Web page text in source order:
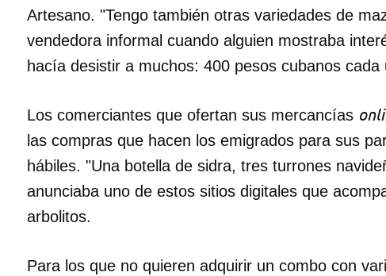
Artesano. "Tengo también otras variedades de
vendedora informal cuando alguien mostraba
hacía desistir a muchos: 400 pesos cubanos cada
Los comerciantes que ofertan sus mercancías
las compras que hacen los emigrados para sus
hábiles. "Una botella de sidra, tres turrones
anunciaba uno de estos sitios digitales que
arbolitos.
Para los que no quieren adquirir un combo con